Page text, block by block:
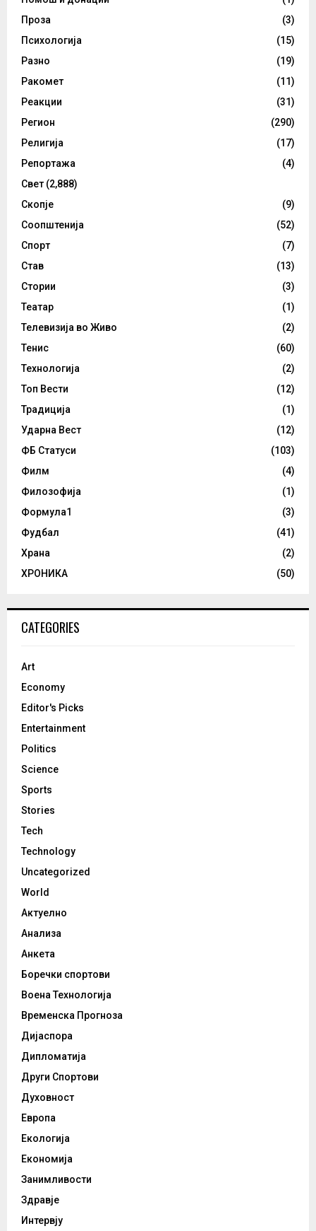
Проза
(3)
Психологија
(15)
Разно
(19)
Ракомет
(11)
Реакции
(31)
Регион
(290)
Религија
(17)
Репортажа
(4)
Свет (2,888)
Скопје
(9)
Соопштенија
(52)
Спорт
(7)
Став
(13)
Стории
(3)
Театар
(1)
Телевизија во Живо
(2)
Тенис
(60)
Технологија
(2)
Топ Вести
(12)
Традиција
(1)
Ударна Вест
(12)
ФБ Статуси
(103)
Филм
(4)
Филозофија
(1)
Формула1
(3)
Фудбал
(41)
Храна
(2)
ХРОНИКА
(50)
CATEGORIES
Art
Economy
Editor's Picks
Entertainment
Politics
Science
Sports
Stories
Tech
Technology
Uncategorized
World
Актуелно
Анализа
Анкета
Боречки спортови
Воена Технологија
Временска Прогноза
Дијаспора
Дипломатија
Други Спортови
Духовност
Европа
Екологија
Економија
Занимливости
Здравје
Интервју